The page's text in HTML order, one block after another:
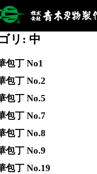
リ: 中
丁 No1
丁 No.2
丁 No.5
丁 No.7
丁 No.8
丁 No.9
丁 No.19